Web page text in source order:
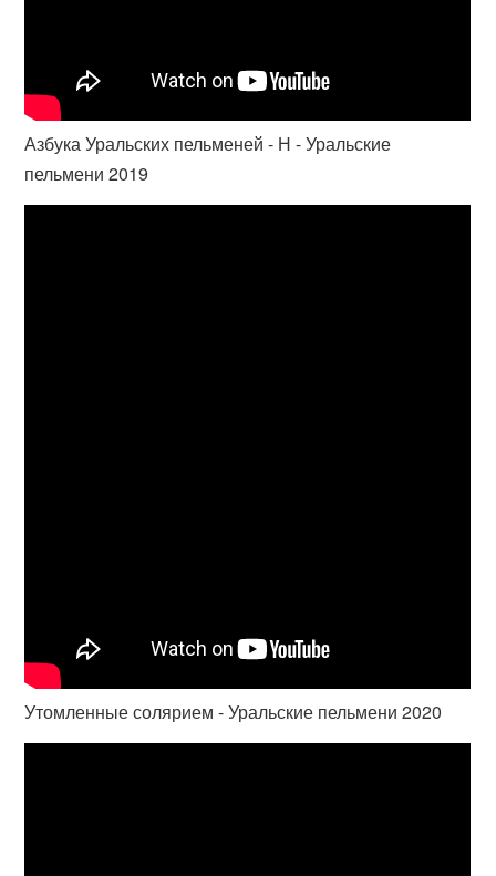
Азбука Уральских пельменей - Н - Уральские
пельмени 2019
Утомленные солярием - Уральские пельмени 2020